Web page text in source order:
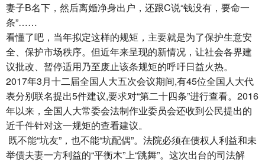
妻子B名下，然后离婚净身出户，还跟C说“钱没有，要命一
条”……
看懂了吧，当年拟定这样的规矩，主要就是为了保护生意安
全、保护市场秩序。但近年来呈现的新情况，让社会各界建
议批改、暂停适用乃至废止该条规矩的呼吁日益火热。
2017年3月十二届全国人大五次会议期间,有45位全国人大代
表分别联名提出5件建议,要求对“第二十四条”进行查看。2016
年以来，全国人大常委会法制作业委员会还收到公民提出的
近千件针对这一规矩的查看建议。
既不能“坑友”，也不能“坑配偶”。法院必须在债权人利益和未
举债夫妻一方利益的“平衡木”上“跳舞”。这次出台的司法解